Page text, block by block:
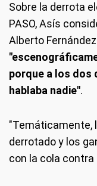
Sobre la derrota
PASO, Asís
Alberto
porque a los dos
hablaba nadie".
"Temáticamente,
derrotado y los
con la cola contra